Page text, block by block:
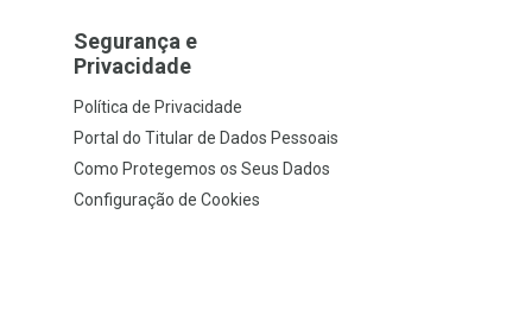
Segurança e
Privacidade
Política de Privacidade
Portal do Titular de Dados Pessoais
Como Protegemos os Seus Dados
Configuração de Cookies